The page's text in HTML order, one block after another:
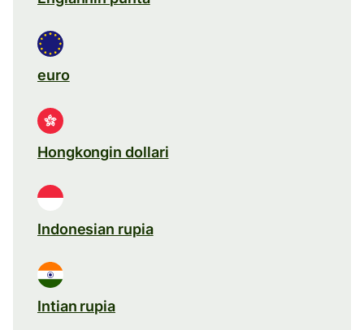
euro
Hongkongin dollari
Indonesian rupia
Intian rupia